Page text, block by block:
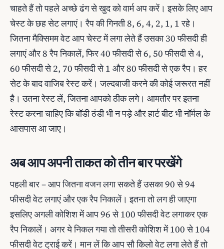
चाहते हैं तो पहले अच्छे ढंग से खुद को वार्म अप करें। इसके लिए आप
चेस्ट के छह सेट लगाएं। रैप की गिनती 8, 6, 4, 2, 1, 1 रहे।
जितना मैक्सिमम वेट आप चेस्ट में लगा लेते हैं उसका 30 फीसदी ही
लगाएं और 8 रैप निकालें, फिर 40 फीसदी से 6, 50 फीसदी से 4,
60 फीसदी से 2, 70 फीसदी से 1 और 80 फीसदी से एक रैप। हर
सेट के बाद वाजिब रेस्ट करें। जल्दबाजी करने की कोई जरूरत नहीं
है। उतना रेस्ट लें, जितना आपको ठीक लगे। आमतौर पर इतना
रेस्‍ट करना चाहिए कि बॉडी ठंडी भी न पड़े और हार्ट बीट भी नॉर्मल के
आसपास आ जाए।
अब आप अपनी ताकत को तीन बार परखेंगे
पहली बार – आप जितना वजन लगा सकते हैं उसका 90 से 94
फीसदी वेट लगाएं और एक रैप निकालें। इतना तो लग ही जाएगा
इसलिए अगली कोशिश में आप 96 से 100 फीसदी वेट लगाकर एक
रैप निकालें। अगर ये निकल गया तो तीसरी कोशिश में 100 से 104
फीसदी वेट ट्राई करें। मान लें कि आप सौ किलो वेट लगा लेते हैं तो